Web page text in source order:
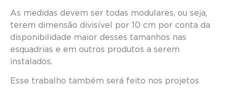
As medidas devem ser todas modulares, ou seja,
terem dimensão divisível por 10 cm por conta da
disponibilidade maior desses tamanhos nas
esquadrias e em outros produtos a serem
instalados.
Esse trabalho também será feito nos projetos